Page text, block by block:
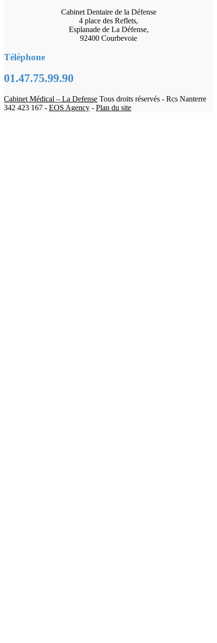
Cabinet Dentaire de la Défense
4 place des Reflets,
Esplanade de La Défense,
92400 Courbevoie
Téléphone
01.47.75.99.90
Cabinet Médical – La Defense Tous droits réservés - Rcs Nanterre
342 423 167 - EOS Agency - Plan du site